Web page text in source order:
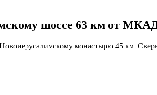
шоссе 63 км от
монастырю 45 км.